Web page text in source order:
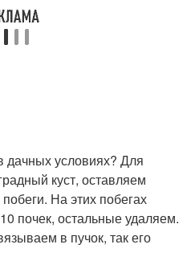
дачных условиях? Для
куст, оставляем
На этих побегах
почек, остальные удаляем.
в пучок, так его